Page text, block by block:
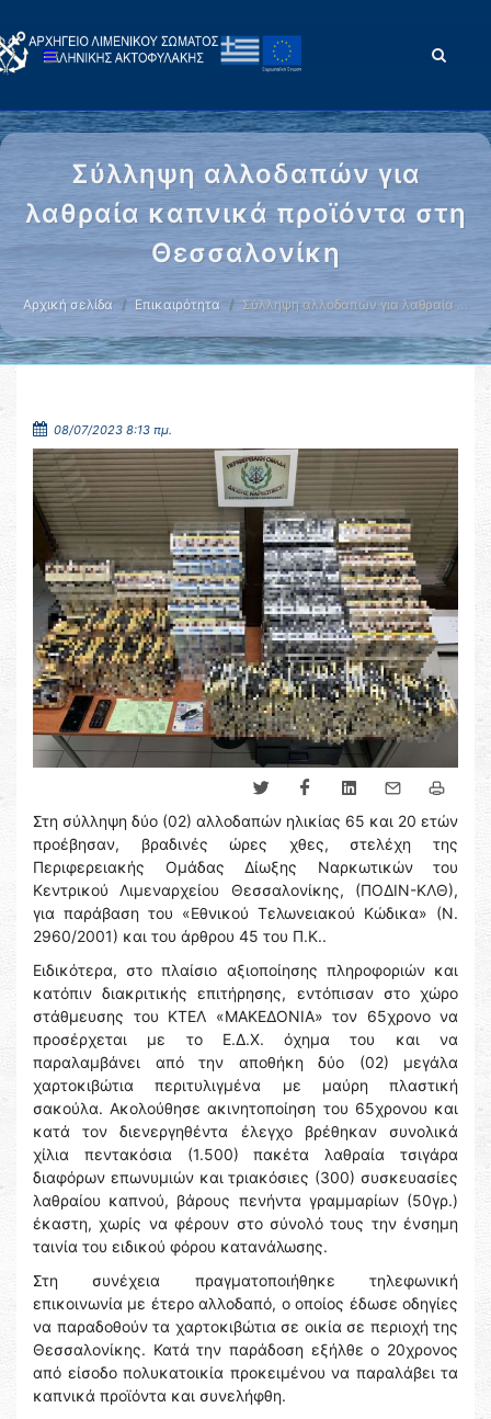
Σύλληψη αλλοδαπών για
λαθραία καπνικά προϊόντα στη
Θεσσαλονίκη
Αρχική σελίδα Επικαιρότητα Σύλληψη αλλοδαπών για λαθραία …
08/07/2023 8:13 πμ.
Στη σύλληψη δύο (02) αλλοδαπών ηλικίας 65 και 20 ετών
προέβησαν, βραδινές ώρες χθες, στελέχη της
Περιφερειακής Ομάδας Δίωξης Ναρκωτικών του
Κεντρικού Λιμεναρχείου Θεσσαλονίκης, (ΠΟΔΙΝ-ΚΛΘ),
για παράβαση του «Εθνικού Τελωνειακού Κώδικα» (Ν.
2960/2001) και του άρθρου 45 του Π.Κ..
Ειδικότερα, στο πλαίσιο αξιοποίησης πληροφοριών και
κατόπιν διακριτικής επιτήρησης, εντόπισαν στο χώρο
στάθμευσης του ΚΤΕΛ «ΜΑΚΕΔΟΝΙΑ» τον 65χρονο να
προσέρχεται με το Ε.Δ.Χ. όχημα του και να
παραλαμβάνει από την αποθήκη δύο (02) μεγάλα
χαρτοκιβώτια περιτυλιγμένα με μαύρη πλαστική
σακούλα. Ακολούθησε ακινητοποίηση του 65χρονου και
κατά τον διενεργηθέντα έλεγχο βρέθηκαν συνολικά
χίλια πεντακόσια (1.500) πακέτα λαθραία τσιγάρα
διαφόρων επωνυμιών και τριακόσιες (300) συσκευασίες
λαθραίου καπνού, βάρους πενήντα γραμμαρίων (50γρ.)
έκαστη, χωρίς να φέρουν στο σύνολό τους την ένσημη
ταινία του ειδικού φόρου κατανάλωσης.
Στη συνέχεια πραγματοποιήθηκε τηλεφωνική
επικοινωνία με έτερο αλλοδαπό, ο οποίος έδωσε οδηγίες
να παραδοθούν τα χαρτοκιβώτια σε οικία σε περιοχή της
Θεσσαλονίκης. Κατά την παράδοση εξήλθε ο 20χρονος
από είσοδο πολυκατοικία προκειμένου να παραλάβει τα
καπνικά προϊόντα και συνελήφθη.